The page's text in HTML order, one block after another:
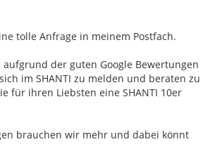
tolle Anfrage in meinem Postfach.
aufgrund der guten Google Bewertungen
im SHANTI zu melden und beraten zu
für ihren Liebsten eine SHANTI 10er
brauchen wir mehr und dabei könnt